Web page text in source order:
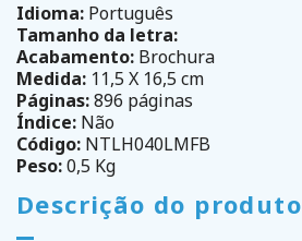
Idioma: Português
Tamanho da letra:
Acabamento: Brochura
Medida: 11,5 X 16,5 cm
Páginas:896 páginas
Índice: Não
Código: NTLH040LMFB
Peso:0,5 Kg
Descrição do produto